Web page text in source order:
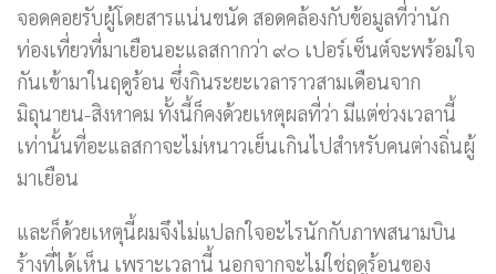
จอดคอยรับผู้โดยสารแน่นขนัด สอดคล้องกับข้อมูลที่ว่านัก
ท่องเที่ยวที่มาเยือนอะแลสกากว่า ๙๐ เปอร์เซ็นต์จะพร้อมใจ
กันเข้ามาในฤดูร้อน ซึ่งกินระยะเวลาราวสามเดือนจาก
มิถุนายน-สิงหาคม ทั้งนี้ก็คงด้วยเหตุผลที่ว่า มีแต่ช่วงเวลานี้
เท่านั้นที่อะแลสกาจะไม่หนาวเย็นเกินไปสำหรับคนต่างถิ่นผู้
มาเยือน
และก็ด้วยเหตุนี้ผมจึงไม่แปลกใจอะไรนักกับภาพสนามบิน
ร้างที่ได้เห็น เพราะเวลานี้ นอกจากจะไม่ใช่ฤดูร้อนของ